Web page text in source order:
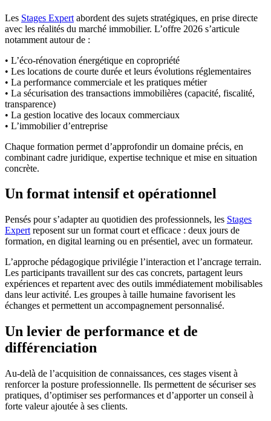
Les Stages Expert abordent des sujets stratégiques, en prise directe
avec les réalités du marché immobilier. L’offre 2026 s’articule
notamment autour de :
• L’éco-rénovation énergétique en copropriété
• Les locations de courte durée et leurs évolutions réglementaires
• La performance commerciale et les pratiques métier
• La sécurisation des transactions immobilières (capacité, fiscalité,
transparence)
• La gestion locative des locaux commerciaux
• L’immobilier d’entreprise
Chaque formation permet d’approfondir un domaine précis, en
combinant cadre juridique, expertise technique et mise en situation
concrète.
Un format intensif et opérationnel
Pensés pour s’adapter au quotidien des professionnels, les Stages
Expert reposent sur un format court et efficace : deux jours de
formation, en digital learning ou en présentiel, avec un formateur.
L’approche pédagogique privilégie l’interaction et l’ancrage terrain.
Les participants travaillent sur des cas concrets, partagent leurs
expériences et repartent avec des outils immédiatement mobilisables
dans leur activité. Les groupes à taille humaine favorisent les
échanges et permettent un accompagnement personnalisé.
Un levier de performance et de
différenciation
Au-delà de l’acquisition de connaissances, ces stages visent à
renforcer la posture professionnelle. Ils permettent de sécuriser ses
pratiques, d’optimiser ses performances et d’apporter un conseil à
forte valeur ajoutée à ses clients.